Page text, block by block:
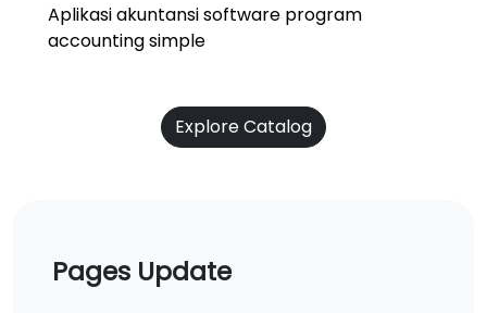
Aplikasi akuntansi software program
accounting simple
Explore Catalog
Pages Update